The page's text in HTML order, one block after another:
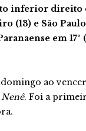
inferior direito
(13) e São Paulo
em 17º
domingo ao
Nenê. Foi a